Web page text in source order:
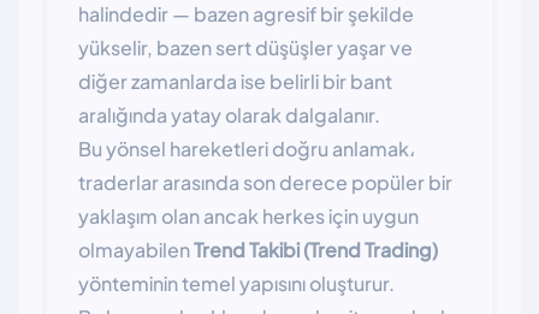
halindedir — bazen agresif bir şekilde
yükselir, bazen sert düşüşler yaşar ve
diğer zamanlarda ise belirli bir bant
aralığında yatay olarak dalgalanır.
Bu yönsel hareketleri doğru anlamak،
traderlar arasında son derece popüler bir
yaklaşım olan ancak herkes için uygun
olmayabilenTrend Takibi (Trend Trading)
yönteminin temel yapısını oluşturur.